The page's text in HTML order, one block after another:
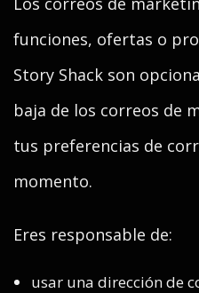
funciones, ofertas o
Story Shack son
baja de los correos de
tus preferencias de
momento.
Eres responsable de:
usar una dirección de